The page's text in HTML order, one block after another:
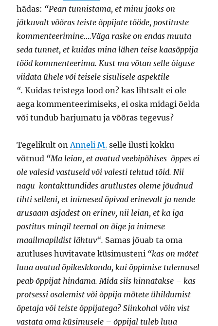
hädas: “Pean tunnistama, et minu jaoks on
jätkuvalt võõras teiste õppijate tööde, postituste
kommenteerimine….Väga raske on endas muuta
seda tunnet, et kuidas mina lähen teise kaasõppija
tööd kommenteerima. Kust ma võtan selle õiguse
viidata ühele või teisele sisulisele aspektile
“.Kuidas teistega lood on? kas lihtsalt ei ole
aega kommenteerimiseks, ei oska midagi öelda
või tundub harjumatu ja võõras tegevus?
Tegelikult onAnneli M. selle ilusti kokku
võtnud “Ma leian, et avatud veebipõhises õppes ei
ole valesid vastuseid või valesti tehtud töid. Nii
nagu kontakttundides arutlustes oleme jõudnud
tihti selleni, et inimesed õpivad erinevalt ja nende
arusaam asjadest on erinev, nii leian, et ka iga
postitus mingil teemal on õige ja inimese
maailmapildist lähtuv“. Samas jõuab ta oma
arutluses huvitavate küsimusteni “kas on mõtet
luua avatud õpikeskkonda, kui õppimise tulemusel
peab õppijat hindama. Mida siis hinnatakse – kas
protsessi osalemist või õppija mõtete ühildumist
õpetaja või teiste õppijatega? Siinkohal võin vist
vastata oma küsimusele – õppijal tuleb luua